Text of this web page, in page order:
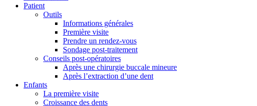
Patient
Outils
Informations générales
Première visite
Prendre un rendez-vous
Sondage post-traitement
Conseils post-opératoires
Après une chirurgie buccale mineure
Après l’extraction d’une dent
Enfants
La première visite
Croissance des dents